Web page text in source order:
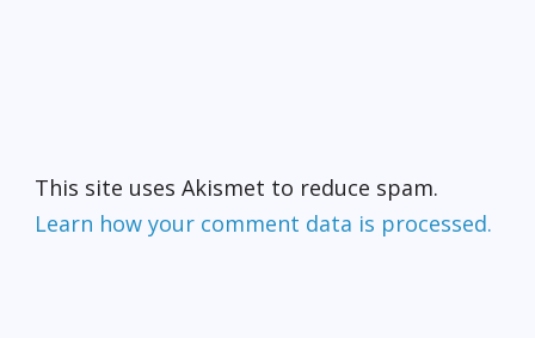
This site uses Akismet to reduce spam.
Learn how your comment data is processed.